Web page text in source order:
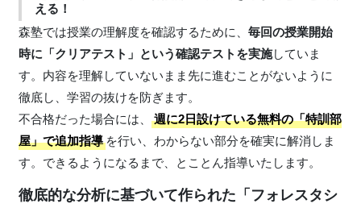
える！
森塾では授業の理解度を確認するために、 毎回の授業開始
時に「クリアテスト」という確認テストを実施していま
す。内容を理解していないまま先に進むことがないように
徹底し、学習の抜けを防ぎます。
不合格だった場合には、
週に2日設けている無料の「特訓部
屋」で追加指導を行い、わからない部分を確実に解消しま
す。できるようになるまで、とことん指導いたします。
徹底的な分析に基づいて作られた「フォレスタシ